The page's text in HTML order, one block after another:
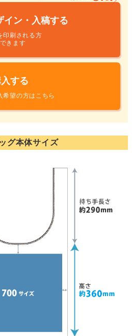
イン・入稿する
印刷される方
きます
する
希望の方はこちら
グ本体サイズ